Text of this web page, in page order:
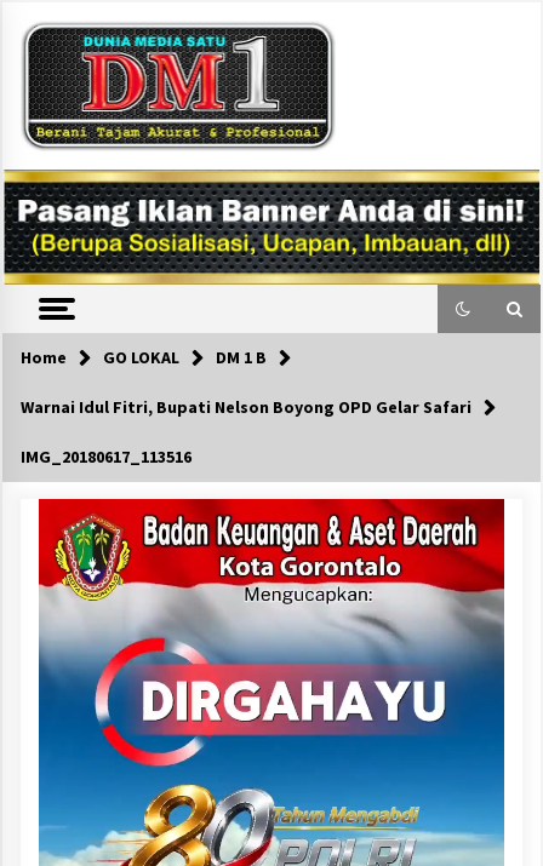
content
DM1
Home GO LOKAL DM 1 B
Warnai Idul Fitri, Bupati Nelson Boyong OPD Gelar Safari
IMG_20180617_113516